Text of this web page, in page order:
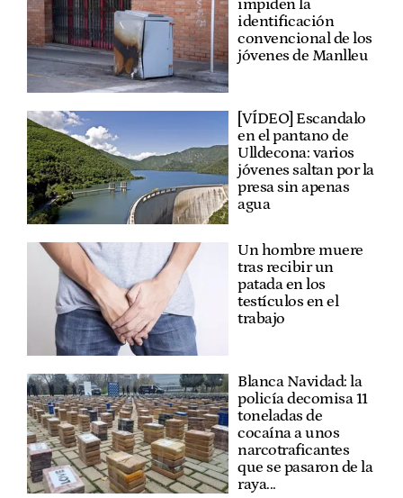
impiden la
identificación
convencional de los
jóvenes de Manlleu
[VÍDEO] Escandalo
en el pantano de
Ulldecona: varios
jóvenes saltan por la
presa sin apenas
agua
Un hombre muere
tras recibir un
patada en los
testículos en el
trabajo
Blanca Navidad: la
policía decomisa 11
toneladas de
cocaína a unos
narcotraficantes
que se pasaron de la
raya...